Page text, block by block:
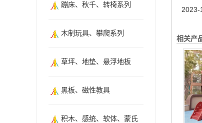
2023-
相关产
蹦床、秋千、转椅系列
木制玩具、攀爬系列
草坪、地垫、悬浮地板
黑板、磁性教具
积木、感统、软体、蒙氏